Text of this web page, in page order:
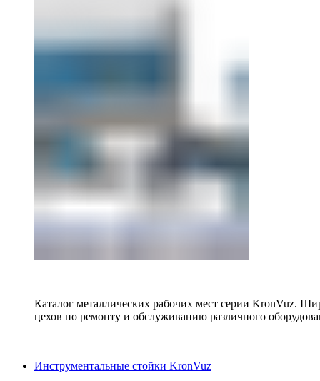
Каталог металлических рабочих мест серии KronVuz.
цехов по ремонту и обслуживанию различного
Инструментальные стойки KronVuz